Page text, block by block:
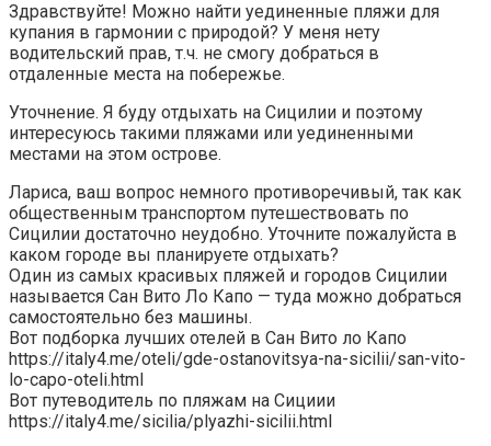
Здравствуйте! Можно найти уединенные пляжи для
купания в гармонии с природой? У меня нету
водительский прав, т.ч. не смогу добраться в
отдаленные места на побережье.
Уточнение. Я буду отдыхать на Сицилии и поэтому
интересуюсь такими пляжами или уединенными
местами на этом острове.
Лариса, ваш вопрос немного противоречивый, так как
общественным транспортом путешествовать по
Сицилии достаточно неудобно. Уточните пожалуйста в
каком городе вы планируете отдыхать?
Один из самых красивых пляжей и городов Сицилии
называется Сан Вито Ло Капо — туда можно добраться
самостоятельно без машины.
Вот подборка лучших отелей в Сан Вито ло Капо
https://italy4.me/oteli/gde-ostanovitsya-na-sicilii/san-vito-
lo-capo-oteli.html
Вот путеводитель по пляжам на Сициии
https://italy4.me/sicilia/plyazhi-sicilii.html